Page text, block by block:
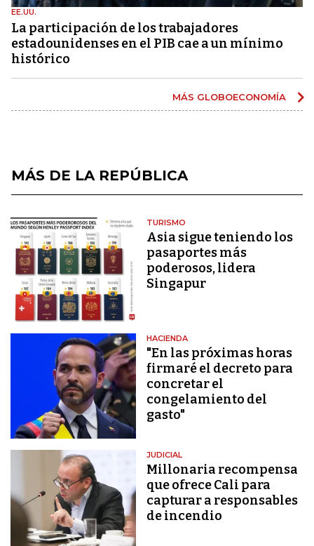
EE.UU.
La participación de los trabajadores
estadounidenses en el PIB cae a un mínimo
histórico
MÁS GLOBOECONOMÍA
MÁS DE LA REPÚBLICA
TURISMO
Asia sigue teniendo los
pasaportes más
poderosos, lidera
Singapur
HACIENDA
"En las próximas horas
firmaré el decreto para
concretar el
congelamiento del
gasto"
JUDICIAL
Millonaria recompensa
que ofrece Cali para
capturar a responsables
de incendio